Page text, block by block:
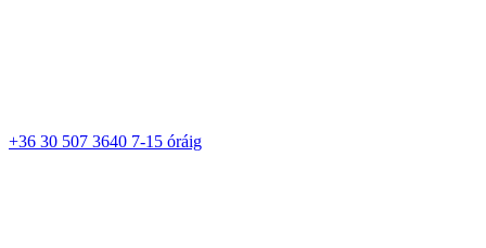
+36 30 507 3640 7-15 óráig